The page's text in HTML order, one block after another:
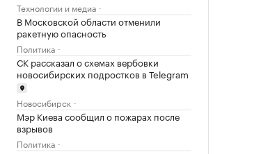
Технологии и медиа
В Московской области отменили
ракетную опасность
Политика
СК рассказал о схемах вербовки
новосибирских подростков в Telegram
Новосибирск
Мэр Киева сообщил о пожарах после
взрывов
Политика